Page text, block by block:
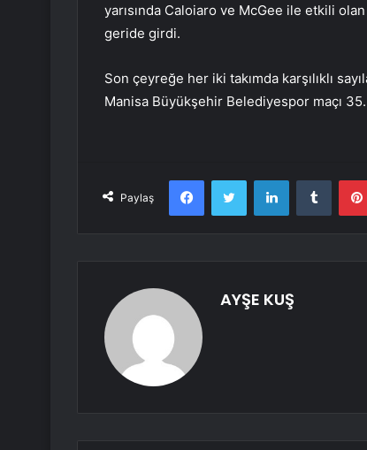
yarısında Caloiaro ve McGee ile etkili
geride girdi.
Son çeyreğe her iki takımda karşılıklı
Manisa Büyükşehir Belediyespor maçı
Paylaş
FacebookTwitter LinkedInTumblr
AYŞE KUŞ